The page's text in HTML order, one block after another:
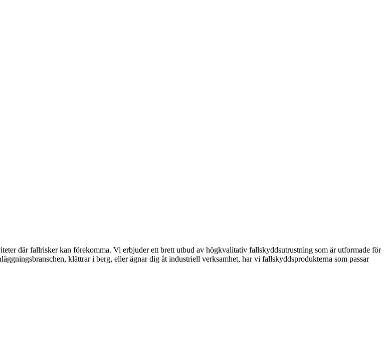
där fallrisker kan förekomma. Vi erbjuder ett brett utbud av högkvalitativ fallskyddsutrustning som är utformade för
klättrar i berg, eller ägnar dig åt industriell verksamhet, har vi fallskyddsprodukterna som passar